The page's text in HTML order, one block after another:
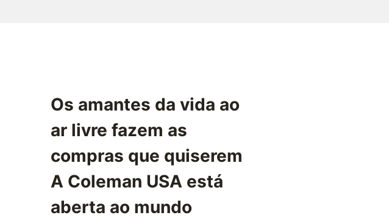
Os amantes da vida ao
ar livre fazem as
compras que quiserem
A Coleman USA está
aberta ao mundo